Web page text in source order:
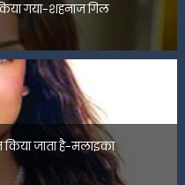
गया-शहनाज गिल
जाता है-मलाइका